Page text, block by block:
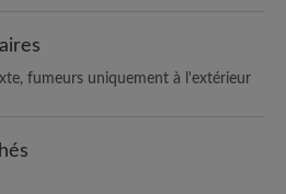
fumeurs uniquement à l'extérieur